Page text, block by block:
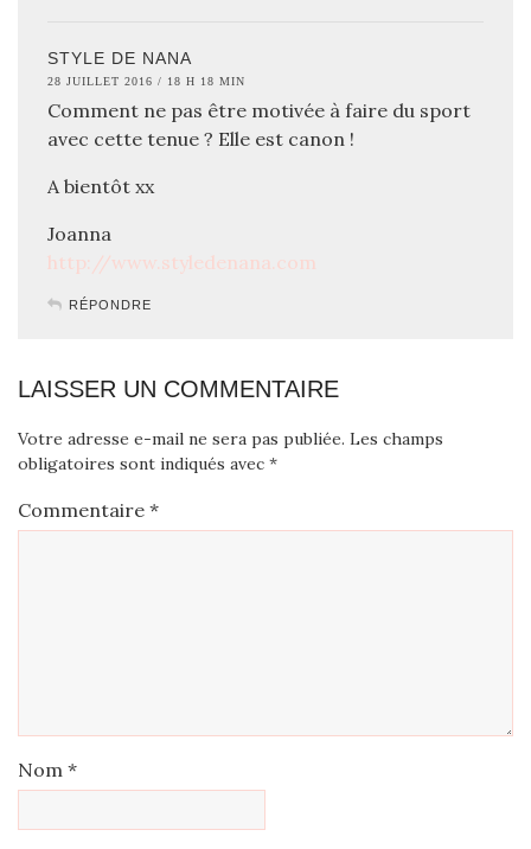
STYLE DE NANA
28 JUILLET 2016 / 18 H 18 MIN
Comment ne pas être motivée à faire du sport
avec cette tenue ? Elle est canon !
A bientôt xx
Joanna
http://www.styledenana.com
RÉPONDRE
LAISSER UN COMMENTAIRE
Votre adresse e-mail ne sera pas publiée. Les champs
obligatoires sont indiqués avec *
Commentaire *
Nom *